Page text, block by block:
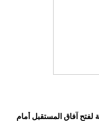
لفتح آفاق المستقبل أمام